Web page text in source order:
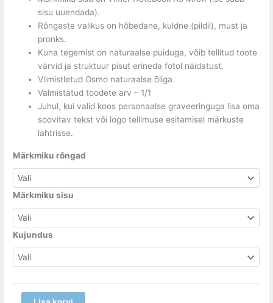
sisu uuendada).
Rõngaste valikus on hõbedane, kuldne (pildil), must ja
pronks.
Kuna tegemist on naturaalse puiduga, võib tellitud toote
värvid ja struktuur pisut erineda fotol näidatust.
Viimistletud Osmo naturaalse õliga.
Valmistatud toodete arv – 1/1
Juhul, kui valid koos personaalse graveeringuga lisa oma
soovitav tekst või logo tellimuse esitamisel märkuste
lahtrisse.
Märkmiku rõngad
Märkmiku sisu
Kujundus